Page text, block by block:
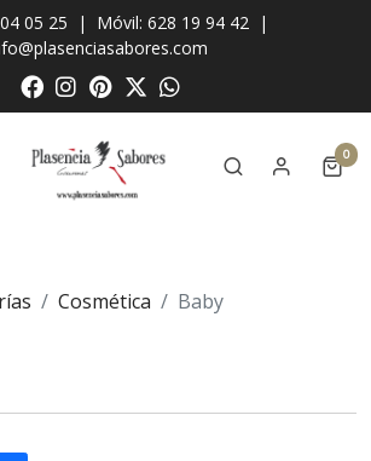
05 25 | Móvil: 628 19 94 42 |
0
Cosmética Baby